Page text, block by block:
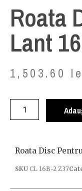
Roata
Lant
1,503.60
Roata Disc
SKU CL 16B-2 Z37